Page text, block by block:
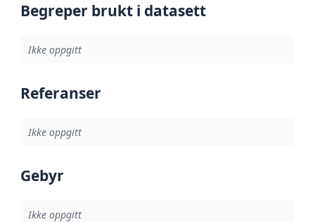
Begreper brukt i datasett
Ikke oppgitt
Referanser
Ikke oppgitt
Gebyr
Ikke oppgitt